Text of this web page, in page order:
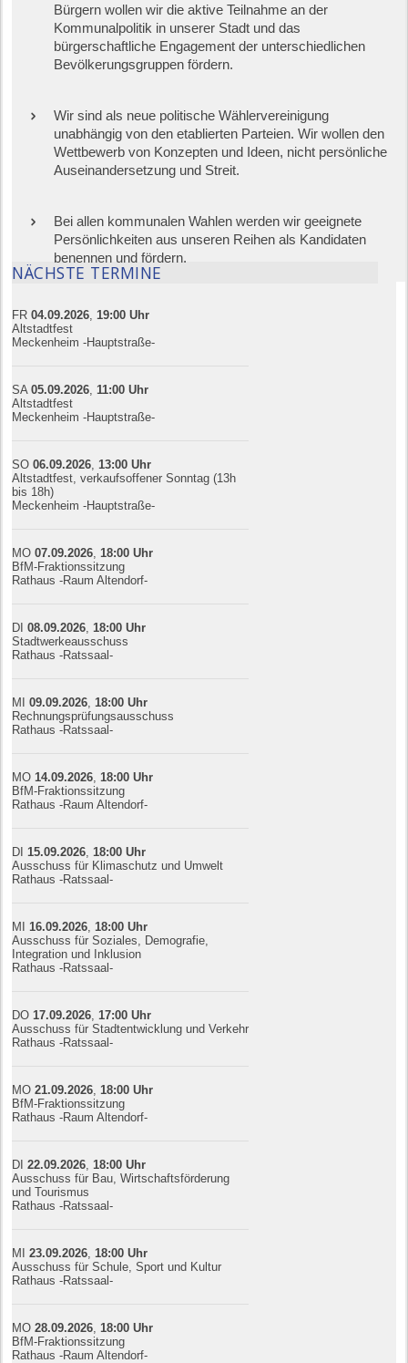
Bürgern wollen wir die aktive Teilnahme an der
Kommunalpolitik in unserer Stadt und das
bürgerschaftliche Engagement der unterschiedlichen
Bevölkerungsgruppen fördern.
Wir sind als neue politische Wählervereinigung
unabhängig von den etablierten Parteien. Wir wollen den
Wettbewerb von Konzepten und Ideen, nicht persönliche
Auseinandersetzung und Streit.
Bei allen kommunalen Wahlen werden wir geeignete
Persönlichkeiten aus unseren Reihen als Kandidaten
benennen und fördern.
NÄCHSTE TERMINE
FR04.09.2026 19:00 Uhr
Altstadtfest
Meckenheim -Hauptstraße-
SA05.09.2026 11:00 Uhr
Altstadtfest
Meckenheim -Hauptstraße-
SO06.09.2026 13:00 Uhr
Altstadtfest, verkaufsoffener Sonntag (13h
bis 18h)
Meckenheim -Hauptstraße-
MO07.09.2026 18:00 Uhr
BfM-Fraktionssitzung
Rathaus -Raum Altendorf-
DI08.09.2026 18:00 Uhr
Stadtwerkeausschuss
Rathaus -Ratssaal-
MI09.09.2026 18:00 Uhr
Rechnungsprüfungsausschuss
Rathaus -Ratssaal-
MO 14.09.2026 18:00 Uhr
BfM-Fraktionssitzung
Rathaus -Raum Altendorf-
DI 15.09.2026 18:00 Uhr
Ausschuss für Klimaschutz und Umwelt
Rathaus -Ratssaal-
MI 16.09.2026 18:00 Uhr
Ausschuss für Soziales, Demografie,
Integration und Inklusion
Rathaus -Ratssaal-
DO 17.09.2026 17:00 Uhr
Ausschuss für Stadtentwicklung und Verkehr
Rathaus -Ratssaal-
MO21.09.2026 18:00 Uhr
BfM-Fraktionssitzung
Rathaus -Raum Altendorf-
DI22.09.2026 18:00 Uhr
Ausschuss für Bau, Wirtschaftsförderung
und Tourismus
Rathaus -Ratssaal-
MI23.09.2026 18:00 Uhr
Ausschuss für Schule, Sport und Kultur
Rathaus -Ratssaal-
MO28.09.2026 18:00 Uhr
BfM-Fraktionssitzung
Rathaus -Raum Altendorf-